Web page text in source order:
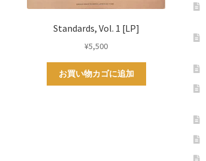
Standards, Vol. 1 [LP]
¥5,500
お買い物カゴに追加